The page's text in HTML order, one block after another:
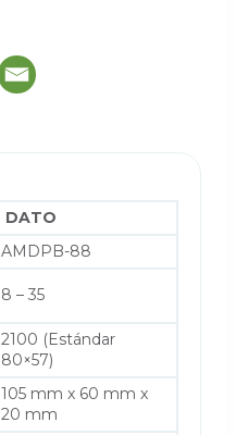
DATO
AMDPB-88
8 – 35
2100 (Estándar
80×57)
105 mm x 60 mm x
20 mm